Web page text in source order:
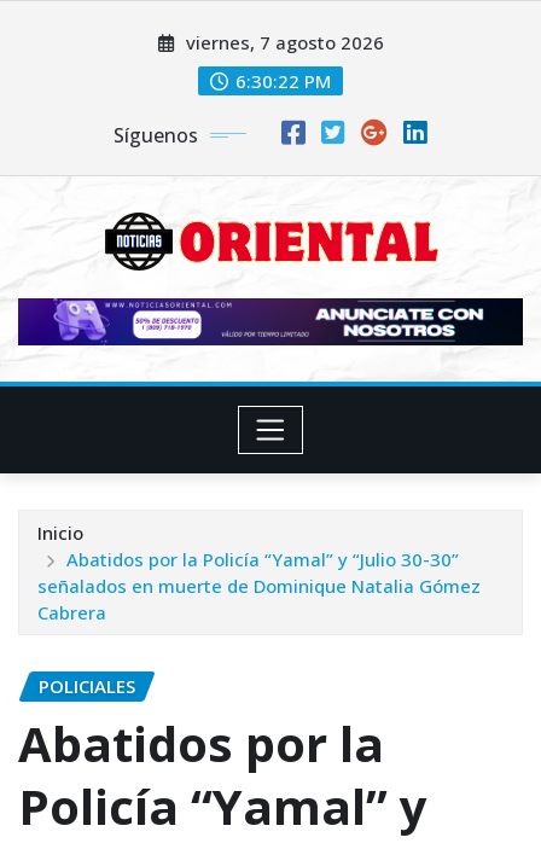
viernes, 7 agosto 2026
6:30:24 PM
Síguenos
Inicio
Abatidos por la Policía “Yamal” y “Julio 30-30”
señalados en muerte de Dominique Natalia Gómez
Cabrera
POLICIALES
Abatidos por la
Policía “Yamal” y